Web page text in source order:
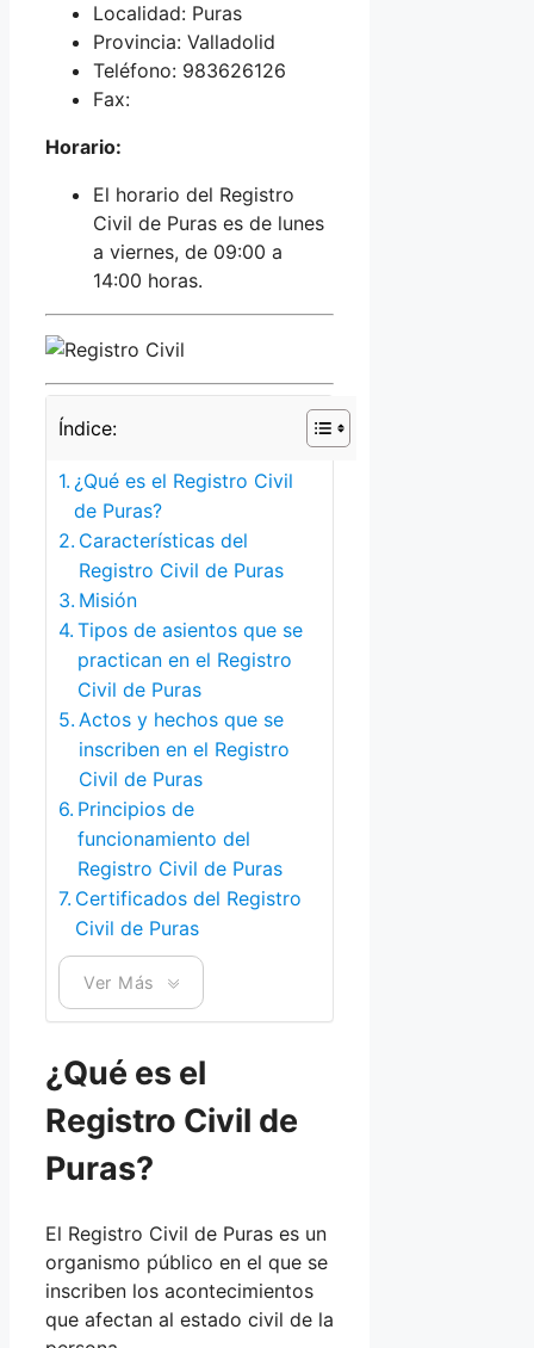
Localidad: Puras
Provincia: Valladolid
Teléfono: 983626126
Fax:
Horario:
El horario del Registro
Civil de Puras es de lunes
a viernes, de 09:00 a
14:00 horas.
Índice:
¿Qué es el Registro Civil
de Puras?
Características del
Registro Civil de Puras
Misión
Tipos de asientos que se
practican en el Registro
Civil de Puras
Actos y hechos que se
inscriben en el Registro
Civil de Puras
Principios de
funcionamiento del
Registro Civil de Puras
Certificados del Registro
Civil de Puras
Ver Más
¿Qué es el
Registro Civil de
Puras?
El Registro Civil de Puras es un
organismo público en el que se
inscriben los acontecimientos
que afectan al estado civil de la